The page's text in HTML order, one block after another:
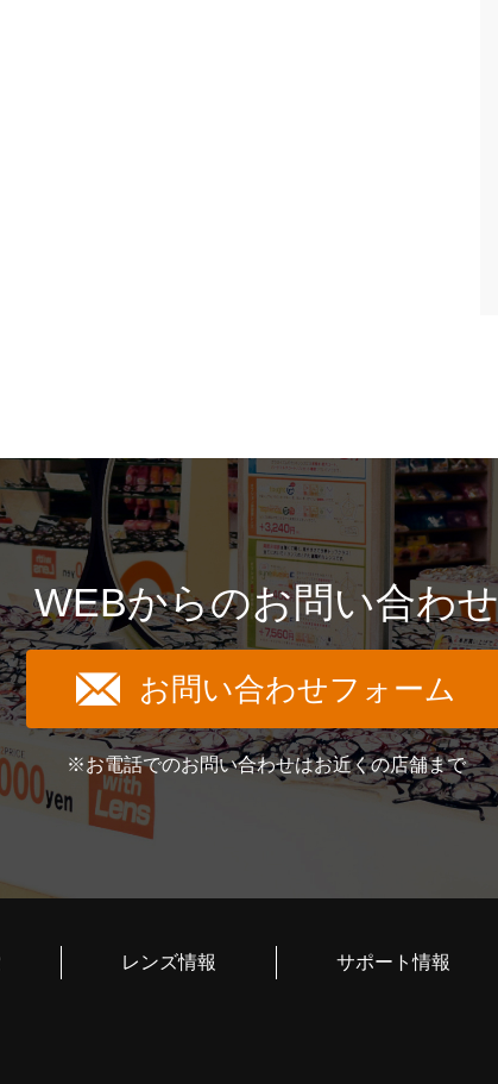
WEBからのお問い合わせ
お問い合わせフォーム
※お電話でのお問い合わせはお近くの店舗まで
レンズ情報 サポート情報